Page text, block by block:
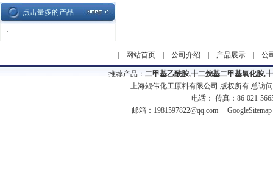
点击量多的产品
·
网站首页 公司介绍 产品展示 公
推荐产品： 二甲基乙酰胺,十二烷基二甲基氧化胺,
上海鲲伟化工原料有限公司 版权所有 总访
电话： 传真：86-021-
邮箱： 1981597822@qq.com GoogleSitemap